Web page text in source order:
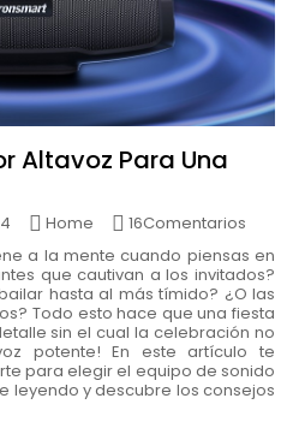
Altavoz Para Una
Home
16Comentarios
a la mente cuando piensas en
que cautivan a los invitados?
hasta al más tímido? ¿O las
Todo esto hace que una fiesta
sin el cual la celebración no
potente! En este artículo te
para elegir el equipo de sonido
leyendo y descubre los consejos